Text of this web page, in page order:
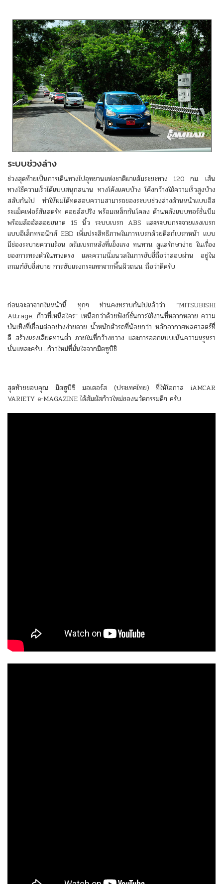
ระบบช่วงล่าง
ช่วงสุดท้ายเป็นการเดินทางไปอุทยานแห่งชาติผาแต้มระยะทาง 120 กม. เส้น
ทางใช้ความเร็วได้แบบสนุกสนาน ทางโค้งแคบบ้าง โค้งกว้างใช้ความเร็วสูงบ้าง
สลับกันไป ทำให้ผมได้ทดสอบความสามารถของระบบช่วงล่างด้านหน้าแบบอิส
ระแม็คเฟอร์สันสตรัท คอยล์สปริง พร้อมเหล็กกันโคลง ด้านหลังแบบทอร์ชั่นบีม
พร้อมล้ออัลลอยขนาด 15 นิ้ว ระบบเบรก ABS และระบบกระจายแรงเบรก
แบบอิเล็กทรอนิกส์ EBD เพิ่มประสิทธิภาพในการเบรกด้วยดิสก์เบรกหน้า แบบ
มีช่องระบายความร้อน ดรัมเบรกหลังที่แข็งแรง ทนทาน ดูแลรักษาง่าย ในเรื่อง
ของการทรงตัวในทางตรง และความนิ่มนวลในการขับขี่ถือว่าสอบผ่าน อยู่ใน
เกณฑ์ขับขี่สบาย การซับแรงกระแทกจากพื้นผิวถนน ถือว่าดีครับ
ก่อนจะลาจากในหน้านี้ ทุกๆ ท่านคงทราบกันไปแล้วว่า “MITSUBISHI
Attrage…ก้าวที่เหนือใคร” เหนือกว่าด้วยฟังก์ชั่นการใช้งานที่หลากหลาย ความ
บันเทิงที่เชื่อมต่ออย่างง่ายดาย น้ำหนักตัวรถที่น้อยกว่า หลักอากาศพลศาสตร์ที่
ดี สร้างแรงเสียดทานต่ำ ภายในที่กว้างขวาง และการออกแบบเน้นความหรูหรา
นั่นแหละครับ…ก้าวใหม่ที่มั่นใจจากมิตซูบิชิ
สุดท้ายขอบคุณ มิตซูบิซิ มอเตอร์ส (ประเทศไทย) ที่ให้โอกาส iAMCAR
VARIETY e-MAGAZINE ได้สัมผัสก้าวใหม่ของนวัตกรรมดีๆ ครับ